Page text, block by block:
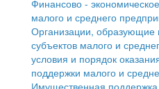
Персональные данные
Оценка регулирующего
Деятельность МУ
Финансово -
малого и среднего
Организации, образующие
субъектов малого и
условия и порядок
поддержки малого и
Имущественная поддержка